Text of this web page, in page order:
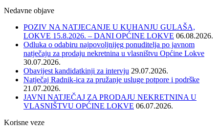
Nedavne objave
POZIV NA NATJECANJE U KUHANJU GULAŠA,
LOKVE 15.8.2026. – DANI OPĆINE LOKVE 06.08.2026.
Odluka o odabiru najpovoljnijeg ponuditelja po javnom
natječaju za prodaju nekretnina u vlasništvu Općine Lokve
30.07.2026.
Obavijest kandidatkinji za intervju 29.07.2026.
Natječaj Radnik-ica za pružanje usluge potpore i podrške
21.07.2026.
JAVNI NATJEČAJ ZA PRODAJU NEKRETNINA U
VLASNIŠTVU OPĆINE LOKVE 06.07.2026.
Korisne veze